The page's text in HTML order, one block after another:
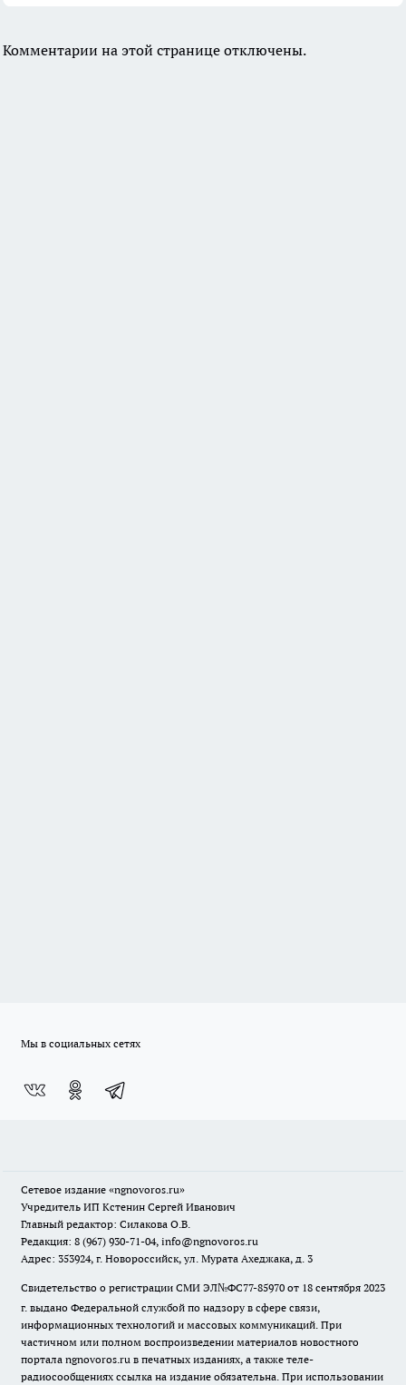
Комментарии на этой странице отключены.
Мы в социальных сетях
Сетевое издание «ngnovoros.ru»
Учредитель ИП Кстенин Сергей Иванович
Главный редактор: Силакова О.В.
Редакция: 8 (967) 930-71-04, info@ngnovoros.ru
Адрес: 353924, г. Новороссийск, ул. Мурата Ахеджака, д. 3
Свидетельство о регистрации СМИ ЭЛ№ФС77-85970 от 18 сентября 2023
г. выдано Федеральной службой по надзору в сфере связи,
информационных технологий и массовых коммуникаций. При
частичном или полном воспроизведении материалов новостного
портала ngnovoros.ru в печатных изданиях, а также теле-
радиосообщениях ссылка на издание обязательна. При использовании